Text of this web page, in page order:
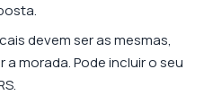
devem ser as mesmas,
a morada. Pode incluir o seu